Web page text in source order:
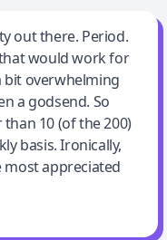
out there. Period.
would work for
bit overwhelming
a godsend. So
10 (of the 200)
basis. Ironically,
appreciated